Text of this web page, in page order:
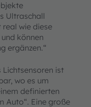
Ultraschall
real wie diese
können
ergänzen.“
Lichtsensoren ist
wo es um
definierten
Auto“. Eine große